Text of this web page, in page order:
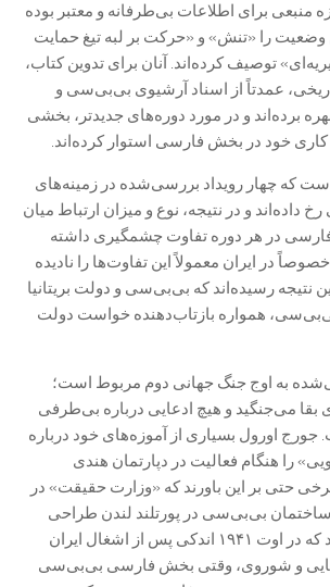
منبعی برای اطلاعات بی‌طرفانه و معتبر بوده
وضعیت را «تنش» و «حرکت بر لبه تیغ حمایت
توصیف کرده‌اند. آنان برای تدوین کتاب،
عمدتاً از اسناد آرشیوی بی‌بی‌سی و
بهره برده‌اند و در مورد دوره‌های جدیدتر، بخشی
کاری خود در بخش فارسی استوار کرده‌اند.
که چهار رویداد بررسی‌شده در زمینه‌های
داده‌اند و در نتیجه، نوع و میزان ارتباط میان
فارسی در هر دوره تفاوت چشمگیری داشته
در ایران معمولاً این تفاوت‌ها را نادیده
نتیجه رسیده‌اند که بی‌بی‌سی و دولت بریتانیا
بی‌بی‌سی، همواره بازتاب‌دهنده خواست دولت
به اوج جنگ جهانی دوم مربوط است؛
بقا می‌جنگید و هیچ ادعایی درباره بی‌طرفی
اورول بسیاری از آموزه‌های خود درباره
را هنگام فعالیت در دپارتمان هندی
حتی بر این باورند که «وزارت حقیقت» در
اساس ساختمان بی‌بی‌سی در پورتلند لندن طراحی
شده است. طبیعی بود که در اوت ۱۹۴۱ اندکی پس از اشغال ایران
و شوروی، وقتی بخش فارسی بی‌بی‌سی